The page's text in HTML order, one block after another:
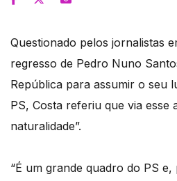
Questionado pelos jornalistas
regresso de Pedro Nuno
República para assumir o seu
PS, Costa referiu que via esse
naturalidade”.
“É um grande quadro do PS